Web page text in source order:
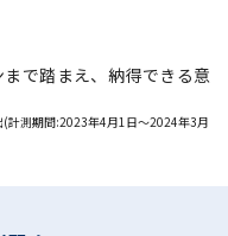
で踏まえ、納得できる意
計測期間:2023年4月1日～2024年3月